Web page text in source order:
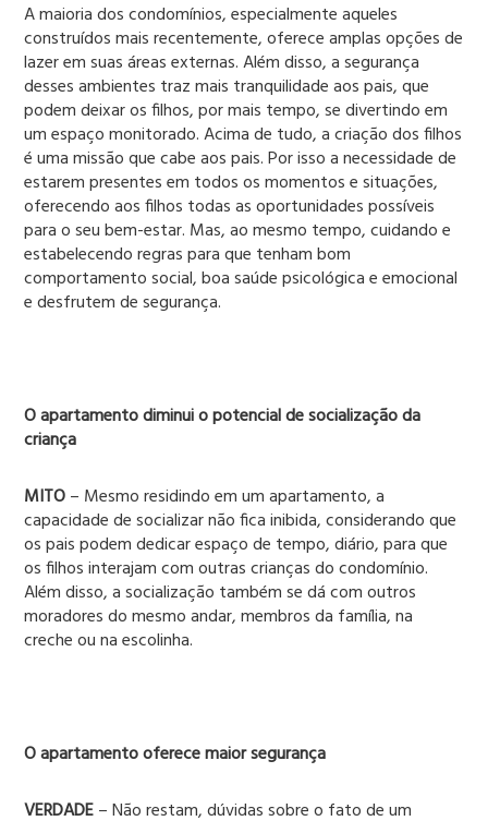
A maioria dos condomínios, especialmente aqueles
construídos mais recentemente, oferece amplas opções de
lazer em suas áreas externas. Além disso, a segurança
desses ambientes traz mais tranquilidade aos pais, que
podem deixar os filhos, por mais tempo, se divertindo em
um espaço monitorado. Acima de tudo, a criação dos filhos
é uma missão que cabe aos pais. Por isso a necessidade de
estarem presentes em todos os momentos e situações,
oferecendo aos filhos todas as oportunidades possíveis
para o seu bem-estar. Mas, ao mesmo tempo, cuidando e
estabelecendo regras para que tenham bom
comportamento social, boa saúde psicológica e emocional
e desfrutem de segurança.
O apartamento diminui o potencial de socialização da
criança
MITO– Mesmo residindo em um apartamento, a
capacidade de socializar não fica inibida, considerando que
os pais podem dedicar espaço de tempo, diário, para que
os filhos interajam com outras crianças do condomínio.
Além disso, a socialização também se dá com outros
moradores do mesmo andar, membros da família, na
creche ou na escolinha.
O apartamento oferece maior segurança
VERDADE– Não restam, dúvidas sobre o fato de um